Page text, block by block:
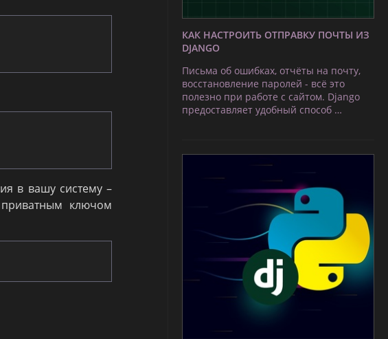
в вашу систему –
ключом
КАК НАСТРОИТЬ ОТПРАВКУ ПОЧТЫ ИЗ
DJANGO
Письма об ошибках, отчёты на почту,
восстановление паролей - всё это
полезно при работе с сайтом. Django
предоставляет удобный способ …